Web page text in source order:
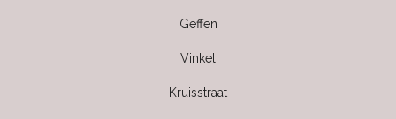
Geffen
Vinkel
Kruisstraat